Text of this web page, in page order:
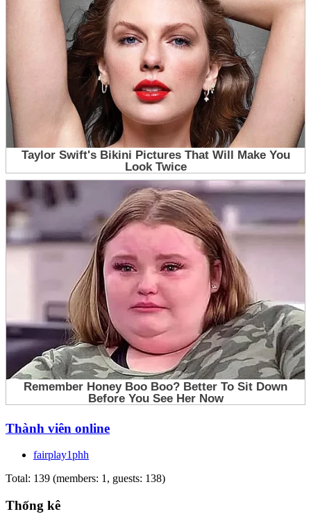
Thành viên online
fairplay1phh
Total: 139 (members: 1, guests: 138)
Thống kê